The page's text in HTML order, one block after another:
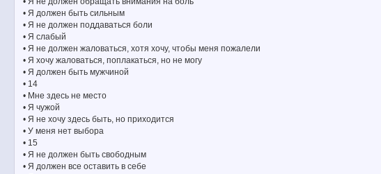
• Я должен быть сильным
• Я не должен поддаваться боли
• Я слабый
• Я не должен жаловаться, хотя хочу, чтобы меня пожалели
• Я хочу жаловаться, поплакаться, но не могу
• Я должен быть мужчиной
• 14
• Мне здесь не место
• Я чужой
• Я не хочу здесь быть, но приходится
• У меня нет выбора
• 15
• Я не должен быть свободным
• Я должен все оставить в себе